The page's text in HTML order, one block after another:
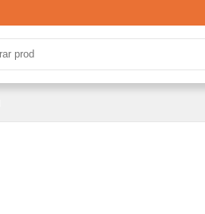
Gaming Energía Dental